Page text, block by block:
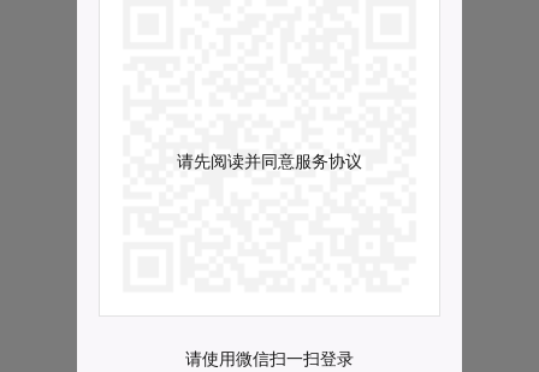
请先阅读并同意服务协议
请使用微信扫一扫登录